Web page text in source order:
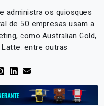
administra os quiosques
de 50 empresas usam a
como Australian Gold,
Latte, entre outras